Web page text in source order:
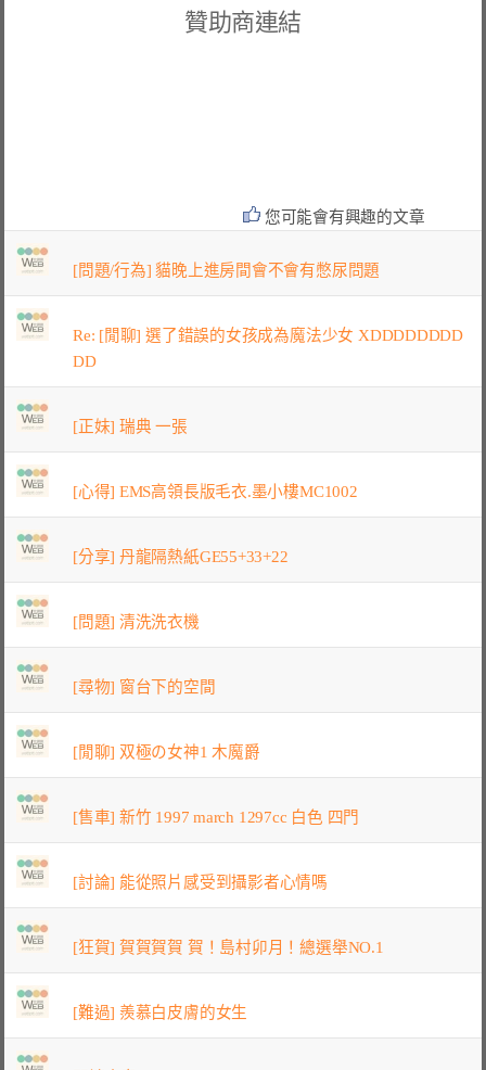
贊助商連結
您可能會有興趣的文章
[問題/行為] 貓晚上進房間會不會有憋尿問題
Re: [閒聊] 選了錯誤的女孩成為魔法少女 XDDDDDDDD
DD
[正妹] 瑞典 一張
[心得] EMS高領長版毛衣.墨小樓MC1002
[分享] 丹龍隔熱紙GE55+33+22
[問題] 清洗洗衣機
[尋物] 窗台下的空間
[閒聊] 双極の女神1 木魔爵
[售車] 新竹 1997 march 1297cc 白色 四門
[討論] 能從照片感受到攝影者心情嗎
[狂賀] 賀賀賀賀 賀！島村卯月！總選舉NO.1
[難過] 羨慕白皮膚的女生